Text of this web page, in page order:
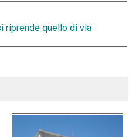
riprende quello di via